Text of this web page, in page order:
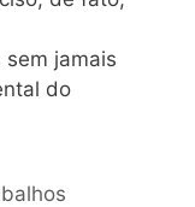
jamais
do